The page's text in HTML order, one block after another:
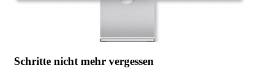
Schritte nicht mehr vergessen